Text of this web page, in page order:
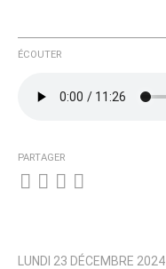
ÉCOUTER
PARTAGER
LUNDI 23 DÉCEMBRE 2024